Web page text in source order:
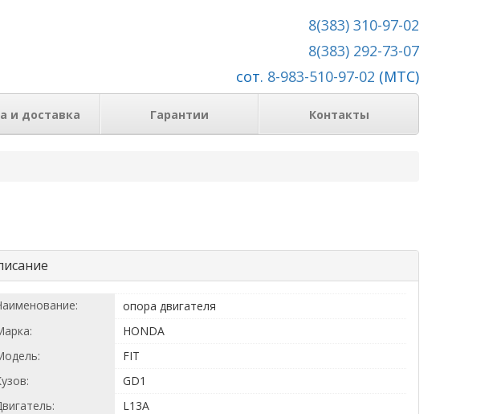
8(383) 310-97-02
8(383) 292-73-07
сот. 8-983-510-97-02 (МТС)
и доставка Гарантии Контакты
опора двигателя
HONDA
FIT
GD1
L13A